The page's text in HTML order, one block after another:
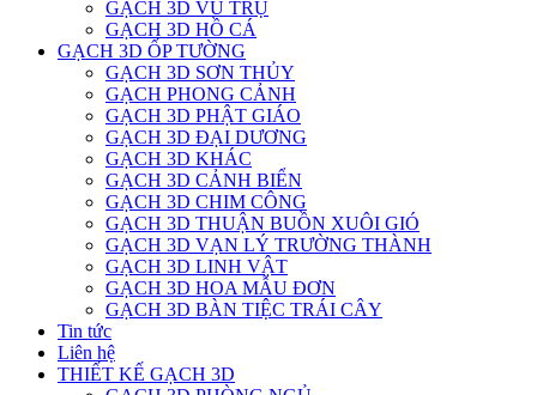
GẠCH 3D VŨ TRỤ
GẠCH 3D HỒ CÁ
GẠCH 3D ỐP TƯỜNG
GẠCH 3D SƠN THỦY
GẠCH PHONG CẢNH
GẠCH 3D PHẬT GIÁO
GẠCH 3D ĐẠI DƯƠNG
GẠCH 3D KHÁC
GẠCH 3D CẢNH BIỂN
GẠCH 3D CHIM CÔNG
GẠCH 3D THUẬN BUỒN XUÔI GIÓ
GẠCH 3D VẠN LÝ TRƯỜNG THÀNH
GẠCH 3D LINH VẬT
GẠCH 3D HOA MẪU ĐƠN
GẠCH 3D BÀN TIỆC TRÁI CÂY
Tin tức
Liên hệ
THIẾT KẾ GẠCH 3D